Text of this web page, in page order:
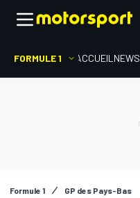
FORMULE 1 ACCUEIL NEWS
Formule 1 GP des Pays-Bas